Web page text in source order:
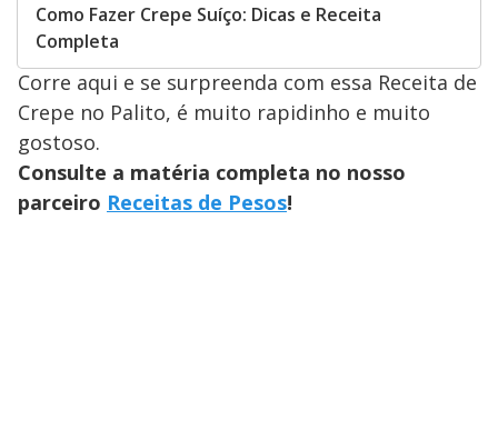
Como Fazer Crepe Suíço: Dicas e Receita
Completa
Corre aqui e se surpreenda com essa Receita de
Crepe no Palito, é muito rapidinho e muito
gostoso.
Consulte a matéria completa no nosso
parceiro Receitas de Pesos!